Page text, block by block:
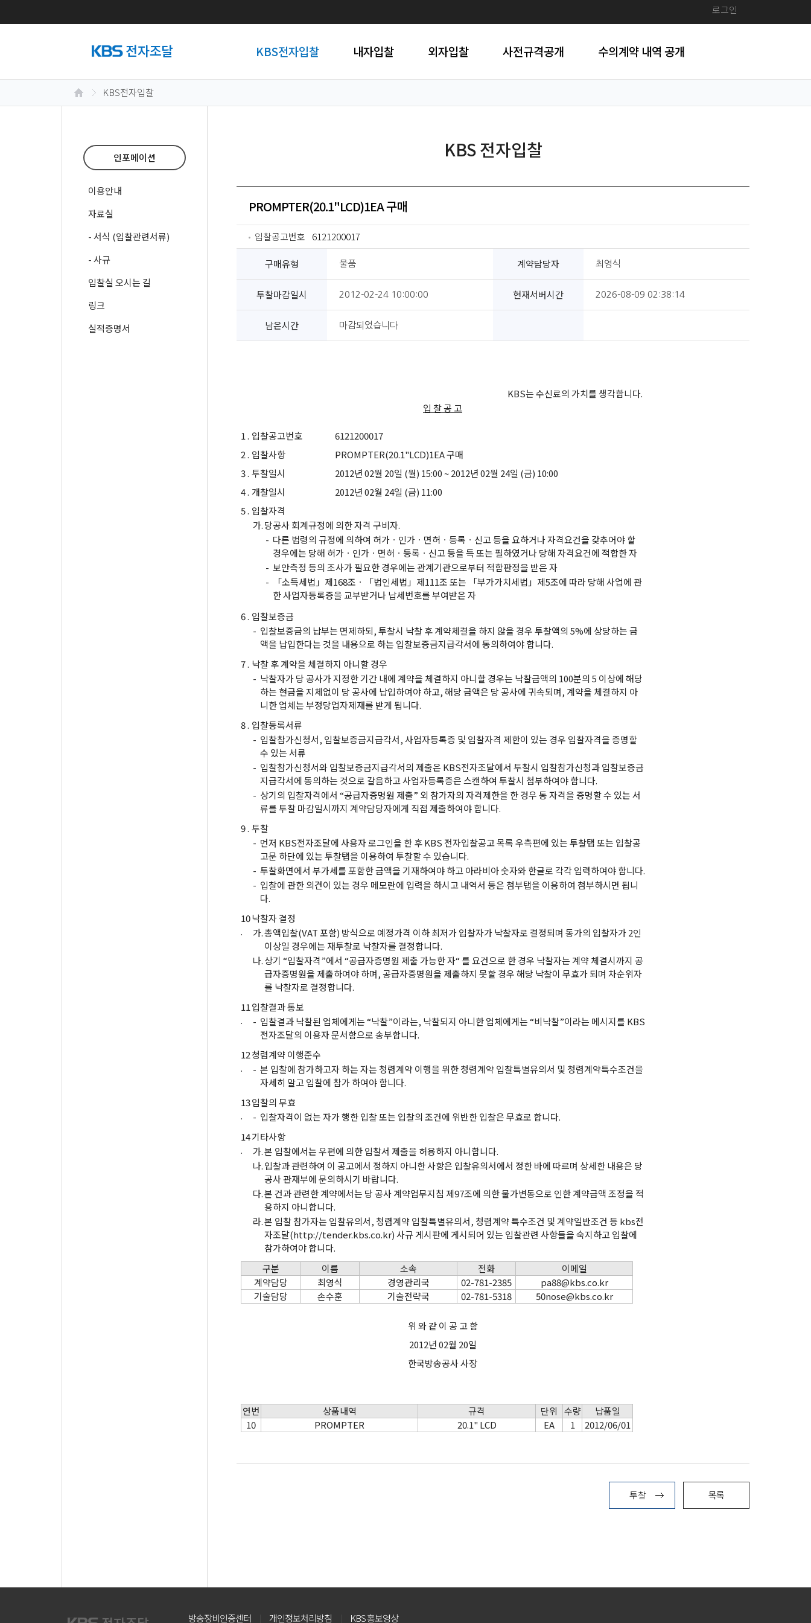
로그인
KBS전자입찰 내자입찰 외자입찰 사전규격공개 수의계약 내역 공개
KBS전자입찰
인포메이션
이용안내
자료실
- 서식 (입찰관련서류)
- 사규
입찰실 오시는 길
링크
실적증명서
KBS 전자입찰
PROMPTER(20.1"LCD)1EA 구매
입찰공고번호 6121200017
구매유형 물품 계약담당자 최영식
투찰마감일시 2012-02-24 10:00:00 현재서버시간 2026-08-09 02:38:14
남은시간 마감되었습니다
KBS는 수신료의 가치를 생각합니다.
입 찰 공 고
1 . 입찰공고번호
6121200017
2 . 입찰사항
PROMPTER(20.1"LCD)1EA 구매
3 . 투찰일시
2012년 02월 20일 (월) 15:00 ~ 2012년 02월 24일 (금) 10:00
4 . 개찰일시
2012년 02월 24일 (금) 11:00
5 . 입찰자격
가.당공사 회계규정에 의한 자격 구비자.
- 다른 법령의 규정에 의하여 허가ㆍ인가ㆍ면허ㆍ등록ㆍ신고 등을 요하거나 자격요건을 갖추어야 할
경우에는 당해 허가ㆍ인가ㆍ면허ㆍ등록ㆍ신고 등을 득 또는 필하였거나 당해 자격요건에 적합한 자
- 보안측정 등의 조사가 필요한 경우에는 관계기관으로부터 적합판정을 받은 자
-
「소득세법」제168조ㆍ「법인세법」제111조 또는 「부가가치세법」제5조에 따라 당해 사업에 관
한 사업자등록증을 교부받거나 납세번호를 부여받은 자
6 . 입찰보증금
- 입찰보증금의 납부는 면제하되, 투찰시 낙찰 후 계약체결을 하지 않을 경우 투찰액의 5%에 상당하는 금
액을 납입한다는 것을 내용으로 하는 입찰보증금지급각서에 동의하여야 합니다.
7 . 낙찰 후 계약을 체결하지 아니할 경우
- 낙찰자가 당 공사가 지정한 기간 내에 계약을 체결하지 아니할 경우는 낙찰금액의 100분의 5 이상에 해당
하는 현금을 지체없이 당 공사에 납입하여야 하고, 해당 금액은 당 공사에 귀속되며, 계약을 체결하지 아
니한 업체는 부정당업자제재를 받게 됩니다.
8 . 입찰등록서류
- 입찰참가신청서, 입찰보증금지급각서, 사업자등록증 및 입찰자격 제한이 있는 경우 입찰자격을 증명할
수 있는 서류
- 입찰참가신청서와 입찰보증금지급각서의 제출은 KBS전자조달에서 투찰시 입찰참가신청과 입찰보증금
지급각서에 동의하는 것으로 갈음하고 사업자등록증은 스캔하여 투찰시 첨부하여야 합니다.
- 상기의 입찰자격에서 “공급자증명원 제출” 외 참가자의 자격제한을 한 경우 동 자격을 증명할 수 있는 서
류를 투찰 마감일시까지 계약담당자에게 직접 제출하여야 합니다.
9 . 투찰
- 먼저 KBS전자조달에 사용자 로그인을 한 후 KBS 전자입찰공고 목록 우측편에 있는 투찰탭 또는 입찰공
고문 하단에 있는 투찰탭을 이용하여 투찰할 수 있습니다.
- 투찰화면에서 부가세를 포함한 금액을 기재하여야 하고 아라비아 숫자와 한글로 각각 입력하여야 합니다.
- 입찰에 관한 의견이 있는 경우 메모란에 입력을 하시고 내역서 등은 첨부탭을 이용하여 첨부하시면 됩니
다.
10
.
낙찰자 결정
가.총액입찰(VAT 포함) 방식으로 예정가격 이하 최저가 입찰자가 낙찰자로 결정되며 동가의 입찰자가 2인
이상일 경우에는 재투찰로 낙찰자를 결정합니다.
나.상기 “입찰자격”에서 “공급자증명원 제출 가능한 자“ 를 요건으로 한 경우 낙찰자는 계약 체결시까지 공
급자증명원을 제출하여야 하며, 공급자증명원을 제출하지 못할 경우 해당 낙찰이 무효가 되며 차순위자
를 낙찰자로 결정합니다.
11
.
입찰결과 통보
- 입찰결과 낙찰된 업체에게는 “낙찰”이라는, 낙찰되지 아니한 업체에게는 “비낙찰”이라는 메시지를 KBS
전자조달의 이용자 문서함으로 송부합니다.
12
.
청렴계약 이행준수
- 본 입찰에 참가하고자 하는 자는 청렴계약 이행을 위한 청렴계약 입찰특별유의서 및 청렴계약특수조건을
자세히 알고 입찰에 참가 하여야 합니다.
13
.
입찰의 무효
- 입찰자격이 없는 자가 행한 입찰 또는 입찰의 조건에 위반한 입찰은 무효로 합니다.
14
.
기타사항
가.본 입찰에서는 우편에 의한 입찰서 제출을 허용하지 아니합니다.
나.입찰과 관련하여 이 공고에서 정하지 아니한 사항은 입찰유의서에서 정한 바에 따르며 상세한 내용은 당
공사 관재부에 문의하시기 바랍니다.
다.본 건과 관련한 계약에서는 당 공사 계약업무지침 제97조에 의한 물가변동으로 인한 계약금액 조정을 적
용하지 아니합니다.
라.본 입찰 참가자는 입찰유의서, 청렴계약 입찰특별유의서, 청렴계약 특수조건 및 계약일반조건 등 kbs전
자조달(http://tender.kbs.co.kr) 사규 게시판에 게시되어 있는 입찰관련 사항들을 숙지하고 입찰에
참가하여야 합니다.
구분
이름 소속 전화
이메일
계약담당
최영식 경영관리국 02-781-2385
pa88@kbs.co.kr
기술담당
손수훈 기술전략국 02-781-5318 50nose@kbs.co.kr
위 와 같 이 공 고 함
2012년 02월 20일
한국방송공사 사장
연번 상품내역 규격 단위 수량
납품일
10
PROMPTER 20.1" LCD EA 1 2012/06/01
투찰 목록
방송장비인증센터 개인정보처리방침 KBS 홍보영상